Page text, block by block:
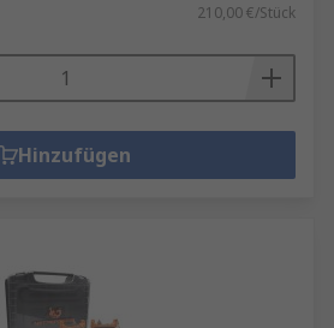
210,00 €/Stück
Hinzufügen